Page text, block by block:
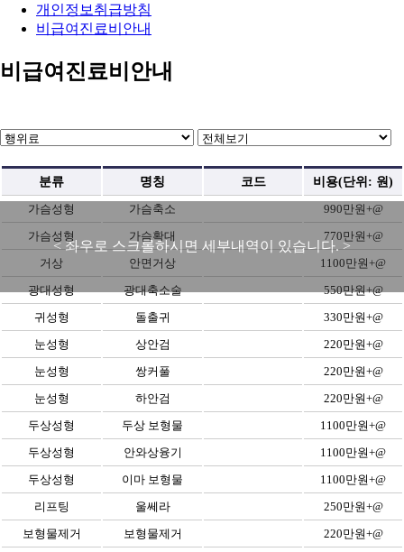
개인정보취급방침
비급여진료비안내
비급여진료비안내
< 좌우로 스크롤하시면 세부내역이 있습니다. >
분류 명칭 코드 비용(단위: 원)
가슴성형 가슴축소
990만원+@
가슴성형
가슴확대
770만원+@
거상
안면거상
1100만원+@
광대성형
광대축소술
550만원+@
귀성형
돌출귀
330만원+@
눈성형
상안검
220만원+@
눈성형
쌍커풀
220만원+@
눈성형
하안검
220만원+@
두상성형
두상 보형물
1100만원+@
두상성형
안와상융기
1100만원+@
두상성형
이마 보형물
1100만원+@
리프팅
울쎄라
250만원+@
보형물제거
보형물제거
220만원+@